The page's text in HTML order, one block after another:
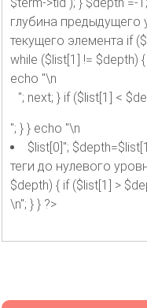
глубина предыдущего
текущего элемента if
while ($list[1] != $depth)
echo "\n
"; next; } if ($list[1] <
"; } } echo "\n
$list[0]";
теги до нулевого
$depth) { if ($list[1] >
\n"; } } ?>